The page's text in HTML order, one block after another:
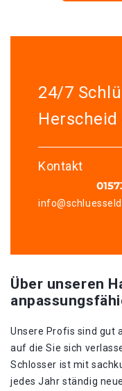
24/7
Kontakt
Über unseren
Unsere Profis sind gut
auf die Sie sich
Schlosser ist mit
jedes Jahr ständig